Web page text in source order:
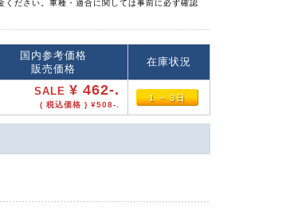
ください。車種・適合に関しては事前に必ず確認
国内参考価格
販売価格
在庫状況
SALE ¥ 462-.
( 税込価格 ) ¥508-.
1 ~ 3日